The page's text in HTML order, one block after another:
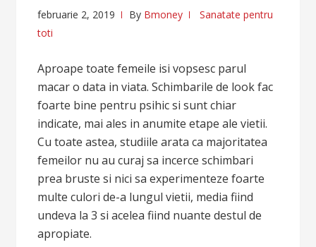
februarie 2, 2019 By Bmoney
Sanatate pentru
toti
Aproape toate femeile isi vopsesc parul
macar o data in viata. Schimbarile de look fac
foarte bine pentru psihic si sunt chiar
indicate, mai ales in anumite etape ale vietii.
Cu toate astea, studiile arata ca majoritatea
femeilor nu au curaj sa incerce schimbari
prea bruste si nici sa experimenteze foarte
multe culori de-a lungul vietii, media fiind
undeva la 3 si acelea fiind nuante destul de
apropiate.